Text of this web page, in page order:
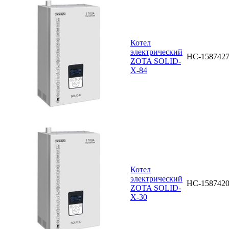
Котел
электрический
ZOTA SOLID-
X-84
НС-1587427
Котел
электрический
ZOTA SOLID-
X-30
НС-1587420